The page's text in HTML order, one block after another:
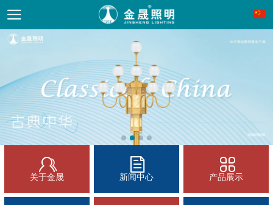
关于金晟 新闻中心 产品展示